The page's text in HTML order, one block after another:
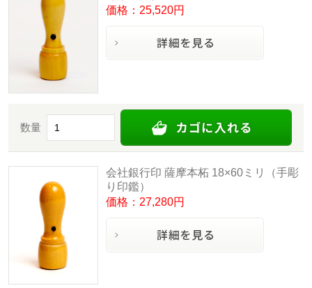
価格：25,520円
数量
会社銀行印 薩摩本柘 18×60ミリ（手彫
り印鑑）
価格：27,280円